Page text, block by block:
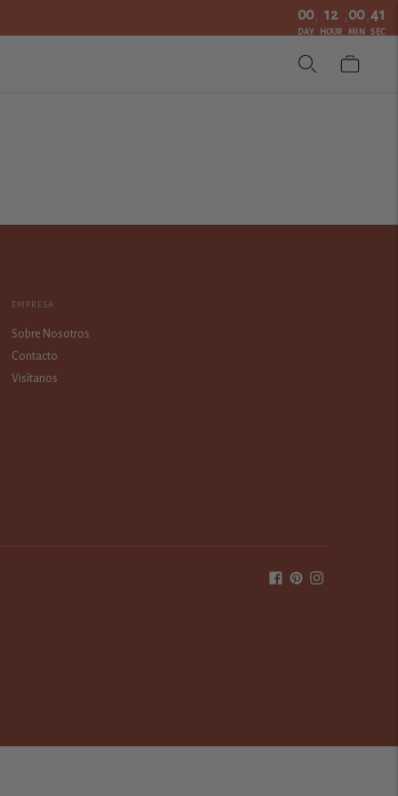
00
DAY
: 12
HOUR
: 00
MIN
: 41
SEC
EMPRESA
Sobre Nosotros
Contacto
Visítanos